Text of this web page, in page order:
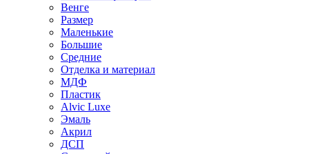
Венге
Размер
Маленькие
Большие
Средние
Отделка и материал
МДФ
Пластик
Alvic Luxe
Эмаль
Акрил
ДСП